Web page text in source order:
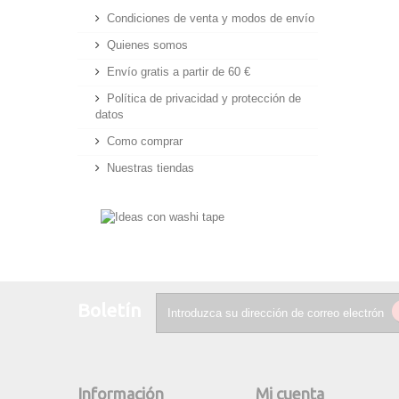
Condiciones de venta y modos de envío
Quienes somos
Envío gratis a partir de 60 €
Política de privacidad y protección de
datos
Como comprar
Nuestras tiendas
Información Mi cuenta